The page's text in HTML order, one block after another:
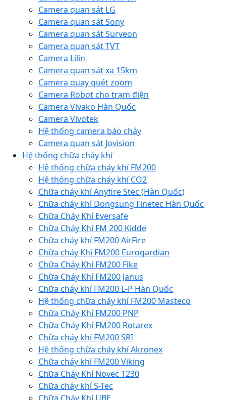
Camera quan sát LG
Camera quan sát Sony
Camera quan sát Surveon
Camera quan sát TVT
Camera Lilin
Camera quan sát xa 15km
Camera quay quét zoom
Camera Robot cho trạm điện
Camera Vivako Hàn Quốc
Camera Vivotek
Hệ thống camera báo cháy
Camera quan sát Jovision
Hệ thống chữa cháy khí
Hệ thống chữa cháy khí FM200
Hệ thống chữa cháy khí CO2
Chữa cháy khí Anyfire Stec (Hàn Quốc)
Chữa cháy khí Dongsung Finetec Hàn Quốc
Chữa Cháy Khí Eversafe
Chữa Cháy Khí FM 200 Kidde
Chữa cháy khí FM200 AirFire
Chữa cháy Khí FM200 Eurogardian
Chữa Cháy Khí FM200 Fike
Chữa Cháy Khí FM200 Janus
Chữa cháy khí FM200 L-P Hàn Quốc
Hệ thống chữa cháy khí FM200 Masteco
Chữa Cháy Khí FM200 PNP
Chữa Cháy Khí FM200 Rotarex
Chữa cháy khí FM200 SRI
Hệ thống chữa cháy khí Akronex
Chữa cháy khí FM200 Viking
Chữa Cháy Khí Novec 1230
Chữa cháy khí S-Tec